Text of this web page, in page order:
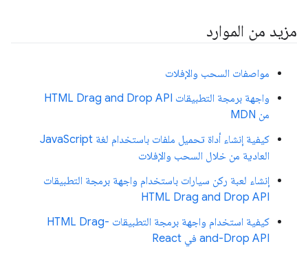
مزيد من الموارد
مواصفات السحب والإفلات
واجهة برمجة التطبيقات HTML Drag and Drop API
من MDN
كيفية إنشاء أداة تحميل ملفات باستخدام لغة JavaScript
العادية من خلال السحب والإفلات
إنشاء لعبة ركن سيارات باستخدام واجهة برمجة التطبيقات
HTML Drag and Drop API
كيفية استخدام واجهة برمجة التطبيقات HTML Drag-
and-Drop API في React